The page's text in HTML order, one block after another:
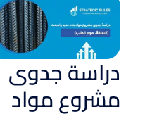
دراسة جدوى
مشروع مواد